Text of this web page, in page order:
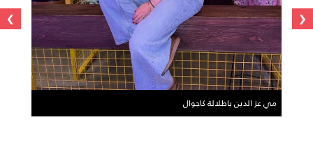
مي عز الدين باطلالة كاجوال
‹
›